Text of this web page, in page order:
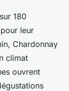
180
leur
Chardonnay
climat
ouvrent